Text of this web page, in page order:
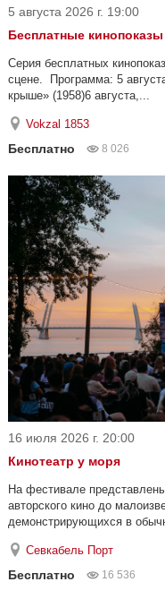
5 августа 2026 г. 19:00
Бесплатные кинопоказы
Серия бесплатных
сцене. Программа: 5
крыше» (1958)6 августа,...
Vokzal 1853
Бесплатно 8 026
16 июля 2026 г. 20:00
Кинотеатр у моря
На фестивале
авторского кино до
демонстрирующихся в
Севкабель Порт
Бесплатно 16 536